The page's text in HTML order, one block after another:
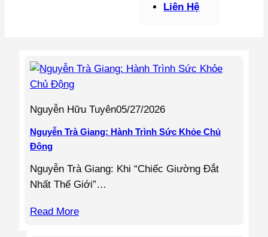
Liên Hệ
Nguyễn Hữu Tuyên05/27/2026
Nguyễn Trà Giang: Hành Trình Sức Khỏe Chủ
Động
Nguyễn Trà Giang: Khi “Chiếc Giường Đắt
Nhất Thế Giới”…
Read More